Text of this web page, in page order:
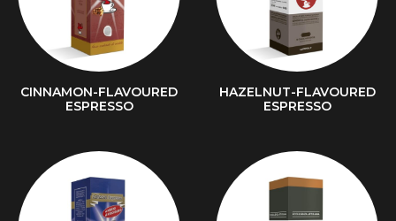
CINNAMON-FLAVOURED
ESPRESSO
HAZELNUT-FLAVOURED
ESPRESSO